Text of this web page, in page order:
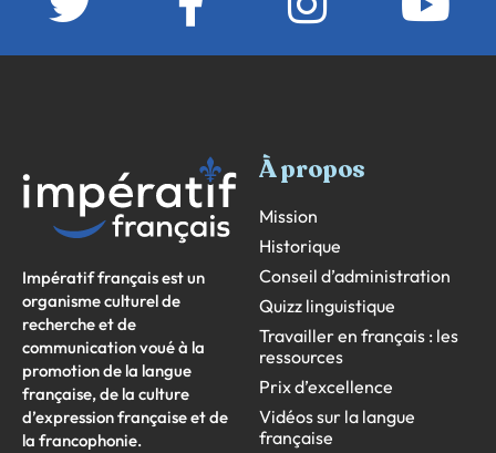
Impératif français est un
organisme culturel de
recherche et de
communication voué à la
promotion de la langue
française, de la culture
d’expression française et de
la francophonie.
À propos
Mission
Historique
Conseil d’administration
Quizz linguistique
Travailler en français : les
ressources
Prix d’excellence
Vidéos sur la langue
française